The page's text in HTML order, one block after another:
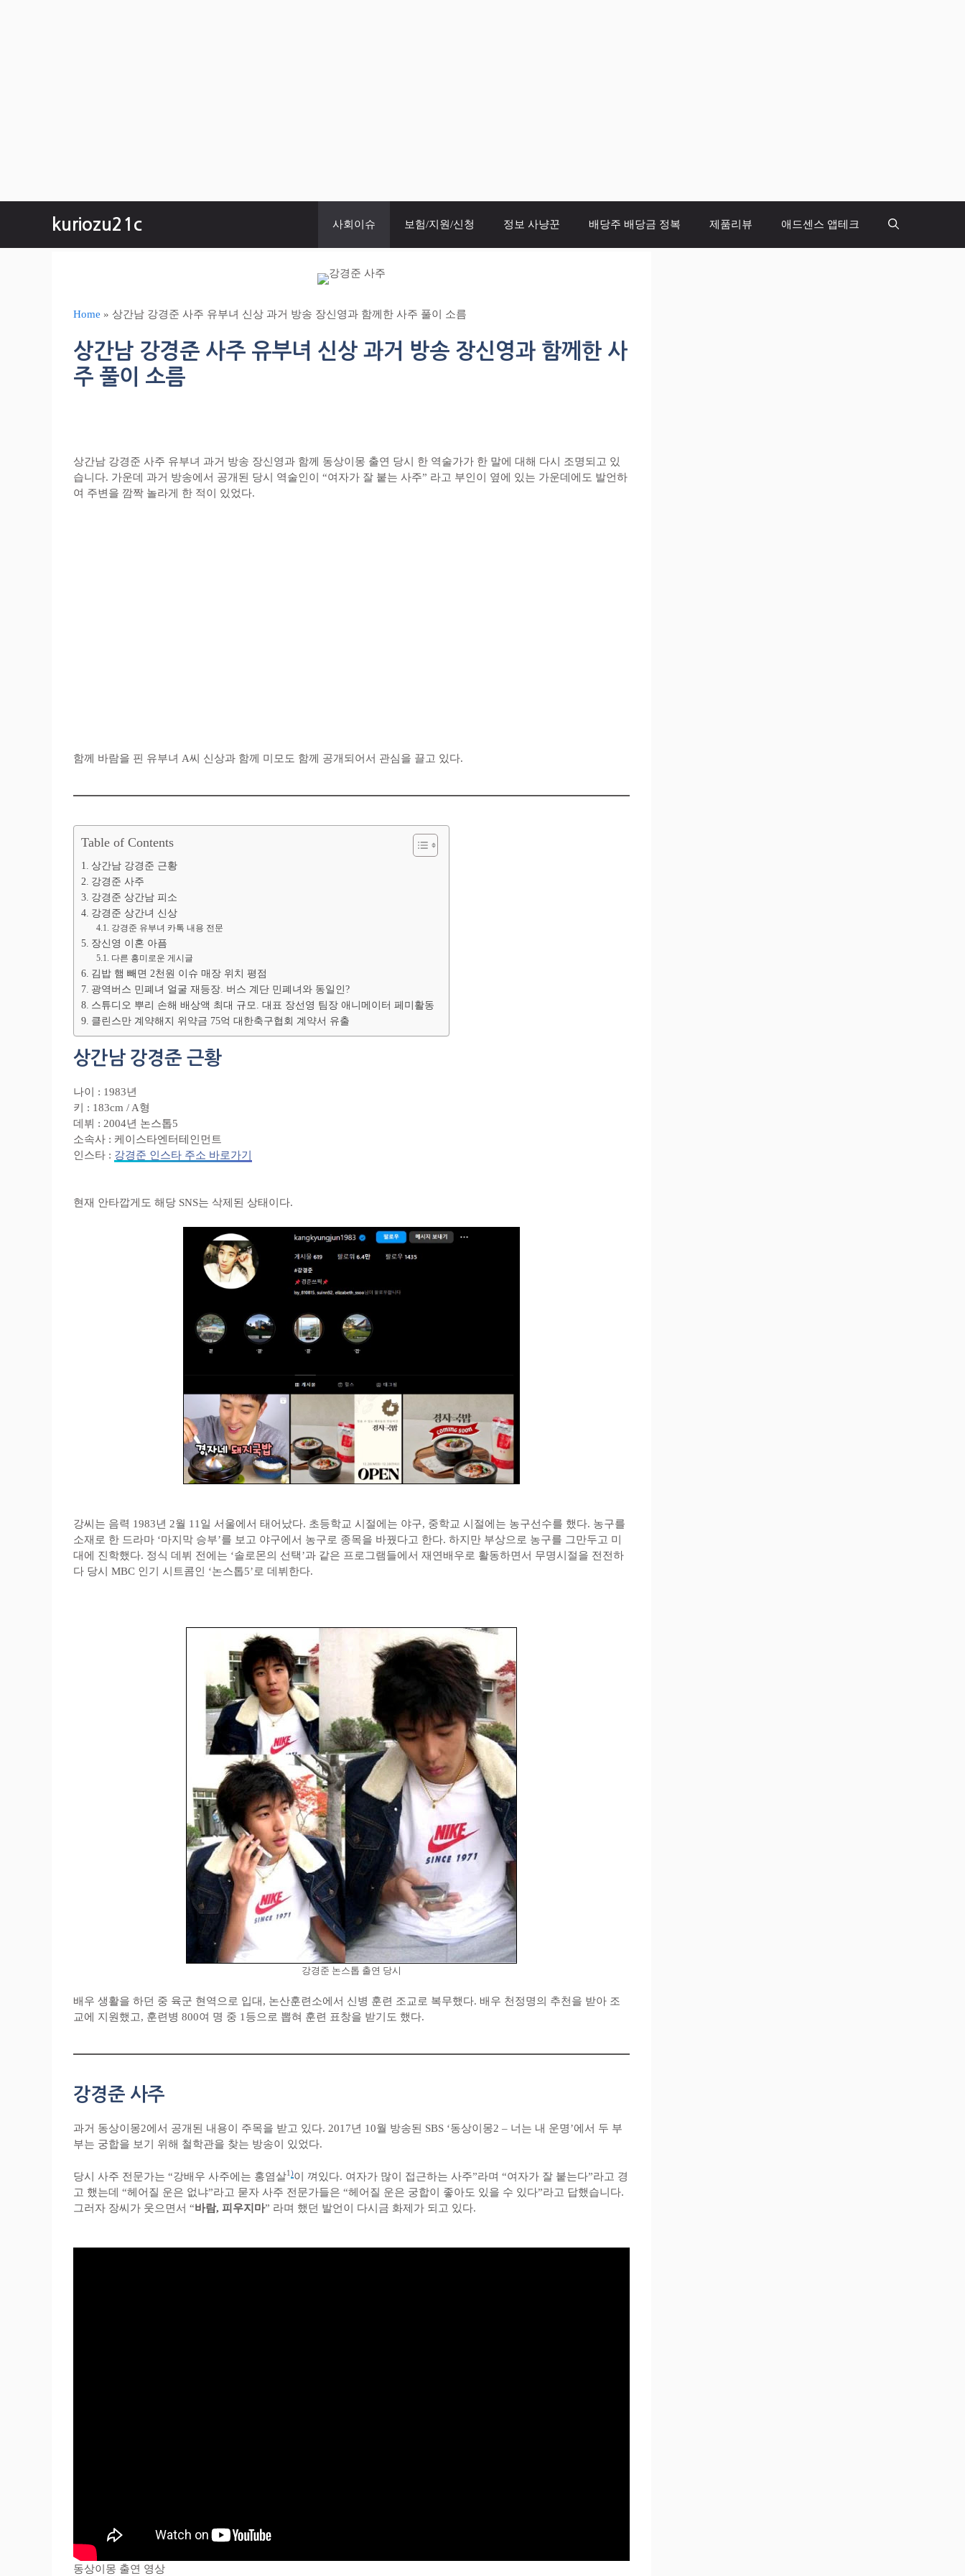
kuriozu21c 사회이슈 보험/지원/신청 정보 사냥꾼 배당주 배당금 정복 제품리뷰 애드센스 앱테크
Home » 상간남 강경준 사주 유부녀 신상 과거 방송 장신영과 함께한 사주 풀이 소름
상간남 강경준 사주 유부녀 신상 과거 방송 장신영과 함께한 사
주 풀이 소름
상간남 강경준 사주 유부녀 과거 방송 장신영과 함께 동상이몽 출연 당시 한 역술가가 한 말에 대해 다시 조명되고 있
습니다. 가운데 과거 방송에서 공개된 당시 역술인이 “여자가 잘 붙는 사주” 라고 부인이 옆에 있는 가운데에도 발언하
여 주변을 깜짝 놀라게 한 적이 있었다.
함께 바람을 핀 유부녀 A씨 신상과 함께 미모도 함께 공개되어서 관심을 끌고 있다.
Table of Contents
상간남 강경준 근황
강경준 사주
강경준 상간남 피소
강경준 상간녀 신상
강경준 유부녀 카톡 내용 전문
장신영 이혼 아픔
다른 흥미로운 게시글
김밥 햄 빼면 2천원 이슈 매장 위치 평점
광역버스 민폐녀 얼굴 재등장. 버스 계단 민폐녀와 동일인?
스튜디오 뿌리 손해 배상액 최대 규모. 대표 장선영 팀장 애니메이터 페미활동
클린스만 계약해지 위약금 75억 대한축구협회 계약서 유출
상간남 강경준 근황
나이 : 1983년
키 : 183cm / A형
데뷔 : 2004년 논스톱5
소속사 : 케이스타엔터테인먼트
인스타 : 강경준 인스타 주소 바로가기
현재 안타깝게도 해당 SNS는 삭제된 상태이다.
강씨는 음력 1983년 2월 11일 서울에서 태어났다. 초등학교 시절에는 야구, 중학교 시절에는 농구선수를 했다. 농구를
소재로 한 드라마 ‘마지막 승부’를 보고 야구에서 농구로 종목을 바꿨다고 한다. 하지만 부상으로 농구를 그만두고 미
대에 진학했다. 정식 데뷔 전에는 ‘솔로몬의 선택’과 같은 프로그램들에서 재연배우로 활동하면서 무명시절을 전전하
다 당시 MBC 인기 시트콤인 ‘논스톱5’로 데뷔한다.
강경준 논스톱 출연 당시
배우 생활을 하던 중 육군 현역으로 입대, 논산훈련소에서 신병 훈련 조교로 복무했다. 배우 천정명의 추천을 받아 조
교에 지원했고, 훈련병 800여 명 중 1등으로 뽑혀 훈련 표창을 받기도 했다.
강경준 사주
과거 동상이몽2에서 공개된 내용이 주목을 받고 있다. 2017년 10월 방송된 SBS ‘동상이몽2 – 너는 내 운명’에서 두 부
부는 궁합을 보기 위해 철학관을 찾는 방송이 있었다.
당시 사주 전문가는 “강배우 사주에는 홍염살1 )이 껴있다. 여자가 많이 접근하는 사주”라며 “여자가 잘 붙는다”라고 경
고 했는데 “헤어질 운은 없냐”라고 묻자 사주 전문가들은 “헤어질 운은 궁합이 좋아도 있을 수 있다”라고 답했습니다.
그러자 장씨가 웃으면서 “바람, 피우지마” 라며 했던 발언이 다시금 화제가 되고 있다.
동상이몽 출연 영상